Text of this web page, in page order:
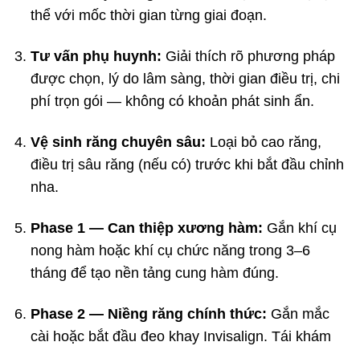
thể với mốc thời gian từng giai đoạn.
Tư vấn phụ huynh: Giải thích rõ phương pháp
được chọn, lý do lâm sàng, thời gian điều trị, chi
phí trọn gói — không có khoản phát sinh ẩn.
Vệ sinh răng chuyên sâu: Loại bỏ cao răng,
điều trị sâu răng (nếu có) trước khi bắt đầu chỉnh
nha.
Phase 1 — Can thiệp xương hàm: Gắn khí cụ
nong hàm hoặc khí cụ chức năng trong 3–6
tháng để tạo nền tảng cung hàm đúng.
Phase 2 — Niềng răng chính thức: Gắn mắc
cài hoặc bắt đầu đeo khay Invisalign. Tái khám